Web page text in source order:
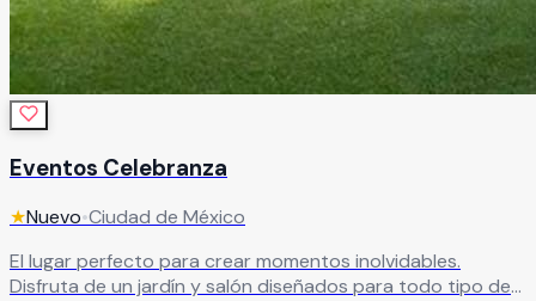
Eventos Celebranza
★Nuevo•Ciudad de México
El lugar perfecto para crear momentos inolvidables.
Disfruta de un jardín y salón diseñados para todo tipo de